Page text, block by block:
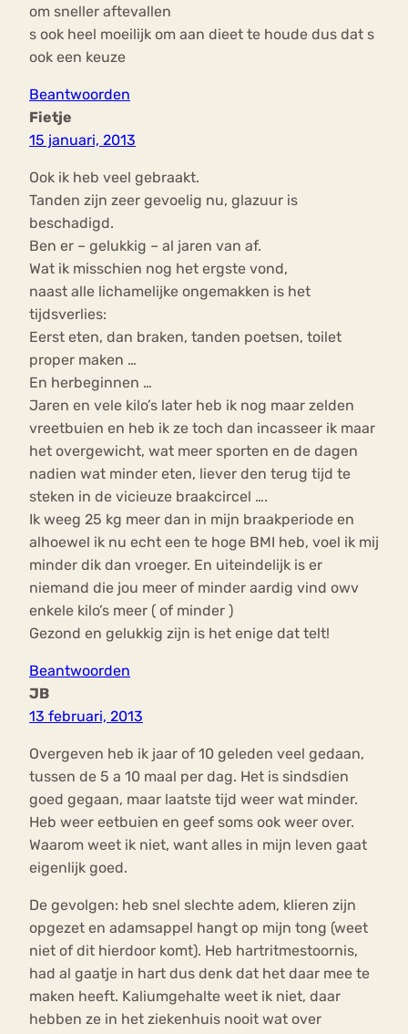
om sneller aftevallen
s ook heel moeilijk om aan dieet te houde dus dat s
ook een keuze
Beantwoorden
Fietje
15 januari, 2013
Ook ik heb veel gebraakt.
Tanden zijn zeer gevoelig nu, glazuur is
beschadigd.
Ben er – gelukkig – al jaren van af.
Wat ik misschien nog het ergste vond,
naast alle lichamelijke ongemakken is het
tijdsverlies:
Eerst eten, dan braken, tanden poetsen, toilet
proper maken …
En herbeginnen …
Jaren en vele kilo’s later heb ik nog maar zelden
vreetbuien en heb ik ze toch dan incasseer ik maar
het overgewicht, wat meer sporten en de dagen
nadien wat minder eten, liever den terug tijd te
steken in de vicieuze braakcircel ….
Ik weeg 25 kg meer dan in mijn braakperiode en
alhoewel ik nu echt een te hoge BMI heb, voel ik mij
minder dik dan vroeger. En uiteindelijk is er
niemand die jou meer of minder aardig vind owv
enkele kilo’s meer ( of minder )
Gezond en gelukkig zijn is het enige dat telt!
Beantwoorden
JB
13 februari, 2013
Overgeven heb ik jaar of 10 geleden veel gedaan,
tussen de 5 a 10 maal per dag. Het is sindsdien
goed gegaan, maar laatste tijd weer wat minder.
Heb weer eetbuien en geef soms ook weer over.
Waarom weet ik niet, want alles in mijn leven gaat
eigenlijk goed.
De gevolgen: heb snel slechte adem, klieren zijn
opgezet en adamsappel hangt op mijn tong (weet
niet of dit hierdoor komt). Heb hartritmestoornis,
had al gaatje in hart dus denk dat het daar mee te
maken heeft. Kaliumgehalte weet ik niet, daar
hebben ze in het ziekenhuis nooit wat over